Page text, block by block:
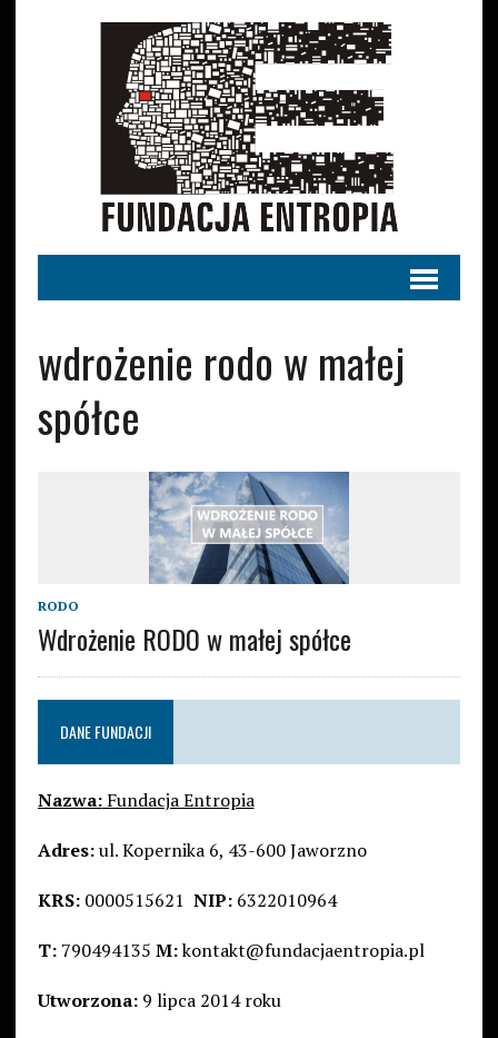
wdrożenie rodo w małej
spółce
RODO
Wdrożenie RODO w małej spółce
DANE FUNDACJI
Nazwa:Fundacja Entropia
Adres:ul. Kopernika 6, 43-600 Jaworzno
KRS: 0000515621 NIP: 6322010964
T:790494135 M:kontakt@fundacjaentropia.pl
Utworzona:9 lipca 2014 roku